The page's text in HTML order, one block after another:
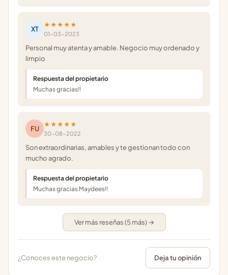
XT
★★★★★
01-03-2023
Personal muy atenta y amable. Negocio muy ordenado y
limpio
Respuesta del propietario
Muchas gracias!!
FU
★★★★★
30-08-2022
Son extraordinarias, amables y te gestionan todo con
mucho agrado.
Respuesta del propietario
Muchas gracias Maydees!!
Ver más reseñas (5 más) →
¿Conoces este negocio? Deja tu opinión